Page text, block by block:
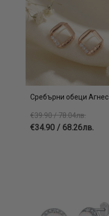
Сребърни обеци Агнес
€39.90 / 78.04лв.
€34.90 / 68.26лв.